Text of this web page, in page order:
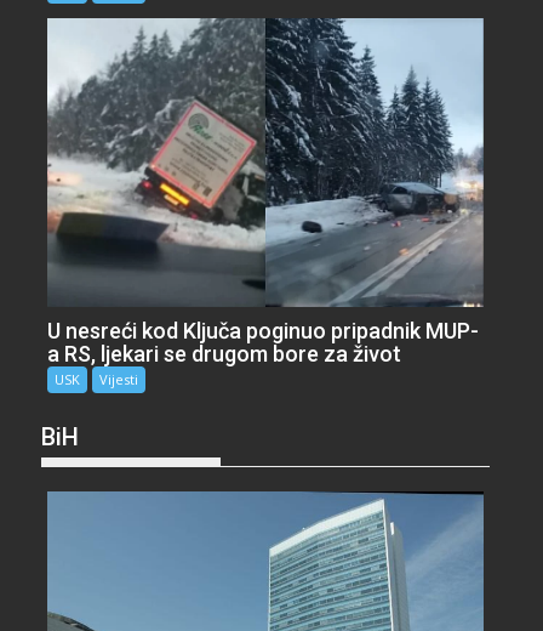
U nesreći kod Ključa poginuo pripadnik MUP-
a RS, ljekari se drugom bore za život
USK Vijesti
BiH